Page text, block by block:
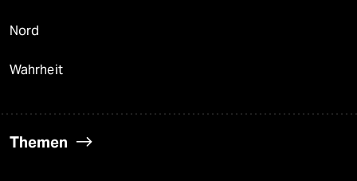
Nord
Wahrheit
Themen